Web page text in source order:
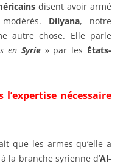
disent avoir armé
Dilyana, notre
autre chose. Elle parle
en Syrie » par les États-
nécessaire
que les armes qu’elle a
la branche syrienne d’Al-